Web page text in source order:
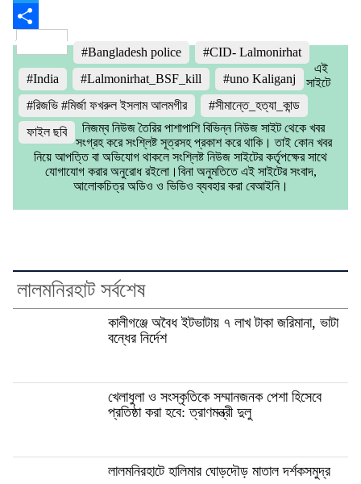
Twitter
#Bangladesh police
#CID- Lalmonirhat
#India
#Lalmonirhat_BSF_kill
#uno Kaliganj
#রিজভি #মির্জা ফখরুল ইসলাম আলমগীর
#সীমান্তে_হত্যা_কান্ড
ফাইল ছবি
এই
সাইটে
নিজম্ব নিউজ তৈরির পাশাপাশি বিভিন্ন নিউজ সাইট থেকে খবর
সংগ্রহ করে সংশ্লিষ্ট সূত্রসহ প্রকাশ করে থাকি। তাই কোন খবর
নিয়ে আপত্তি বা অভিযোগ থাকলে সংশ্লিষ্ট নিউজ সাইটের কর্তৃপক্ষের সাথে
যোগাযোগ করার অনুরোধ রইলো।বিনা অনুমতিতে এই সাইটের সংবাদ,
আলোকচিত্র অডিও ও ভিডিও ব্যবহার করা বেআইনি।
লালমনিরহাট সর্বশেষ
কালীগঞ্জে অবৈধ ইটভাটায় ৭ লাখ টাকা জরিমানা, ভাটা
বন্ধের নির্দেশ
খেলাধুলা ও সংস্কৃতিকে সম্মানজনক পেশা হিসেবে
প্রতিষ্ঠা করা হবে: ত্রাণমন্ত্রী দুলু
লালমনিরহাটে হালিমার ঘোড়দৌড় মাতাল দর্শকসমুদ্র